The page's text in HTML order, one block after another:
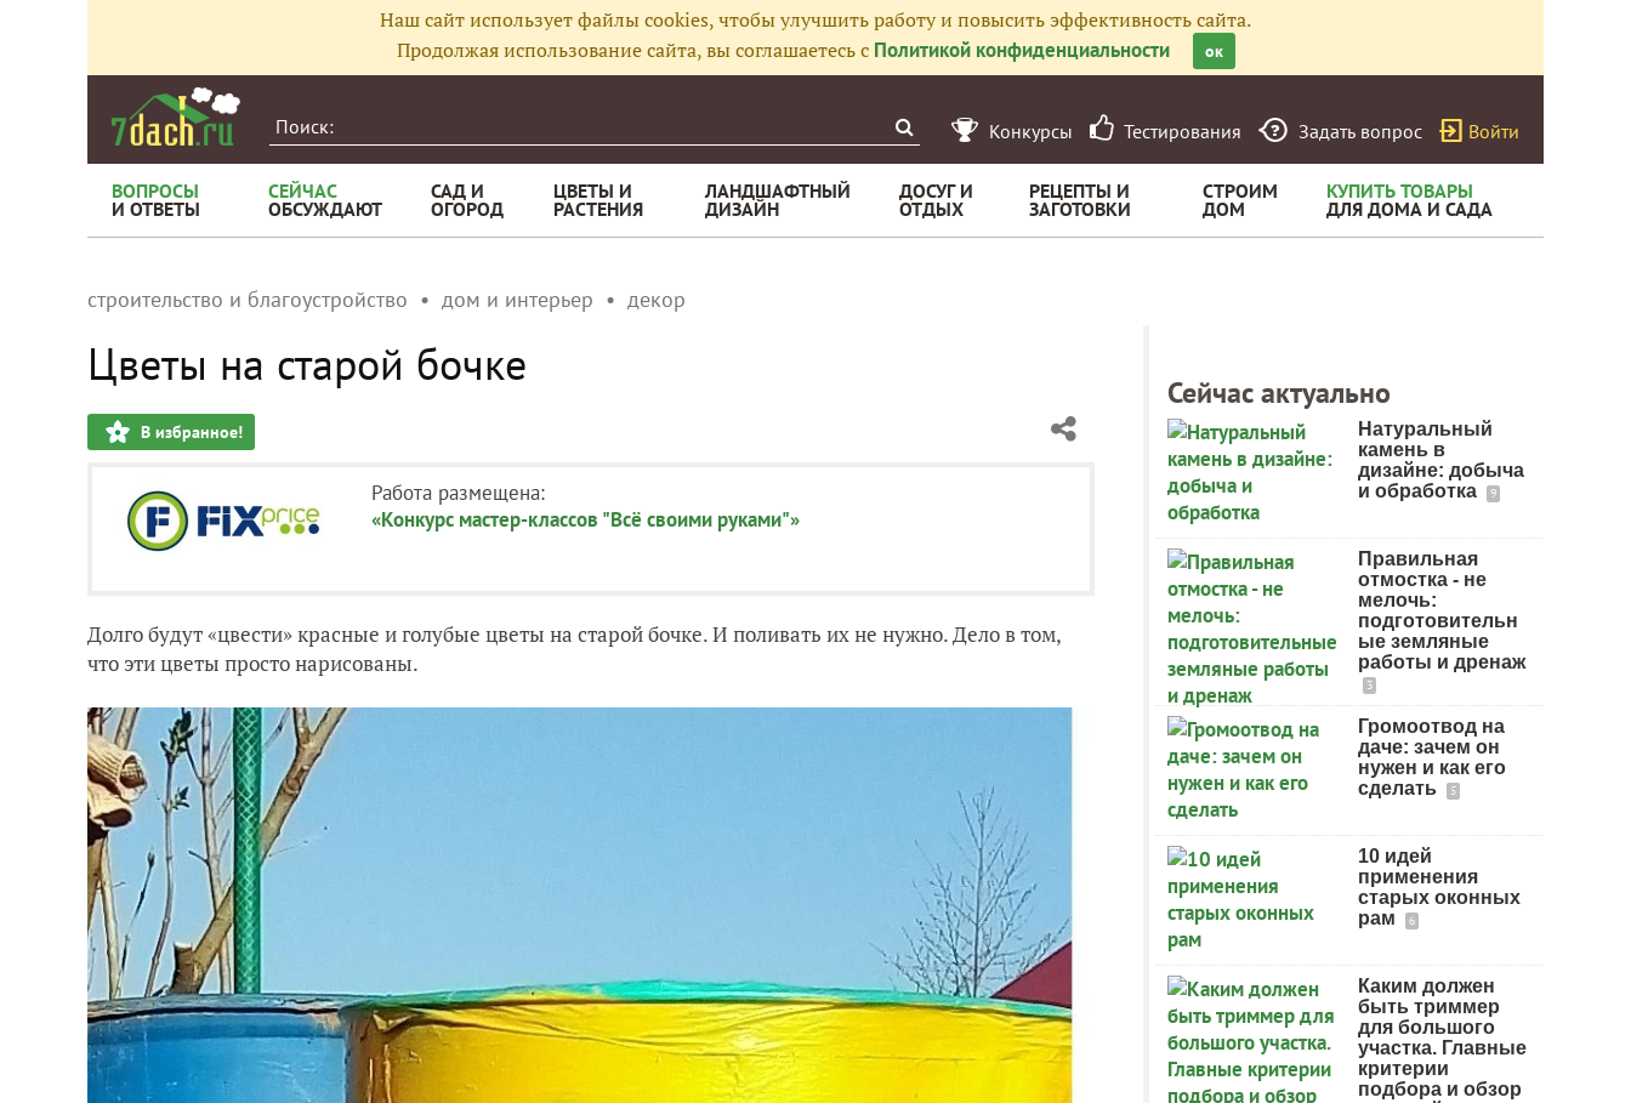
Наш сайт использует файлы cookies, чтобы улучшить работу и повысить эффективность сайта.
Продолжая использование сайта, вы соглашаетесь с Политикой конфиденциальности ок
Конкурсы Тестирования Задать вопрос Войти
ВОПРОСЫ
И ОТВЕТЫ
СЕЙЧАС
ОБСУЖДАЮТ
САД И
ОГОРОД
ЦВЕТЫ И
РАСТЕНИЯ
ЛАНДШАФТНЫЙ
ДИЗАЙН
ДОСУГ И
ОТДЫХ
РЕЦЕПТЫ И
ЗАГОТОВКИ
СТРОИМ
ДОМ
КУПИТЬ ТОВАРЫ
ДЛЯ ДОМА И САДА
строительство и благоустройство дом и интерьер декор
Цветы на старой бочке
В избранное!
Работа размещена:
«Конкурс мастер-классов "Всё своими руками"»
Долго будут «цвести» красные и голубые цветы на старой бочке. И поливать их не нужно. Дело в том,
что эти цветы просто нарисованы.
Сейчас актуально
Натуральный
камень в
дизайне: добыча
и обработка
9
Правильная
отмостка - не
мелочь:
подготовительн
ые земляные
работы и дренаж
3
Громоотвод на
даче: зачем он
нужен и как его
сделать
5
10 идей
применения
старых оконных
рам
6
Каким должен
быть триммер
для большого
участка. Главные
критерии
подбора и обзор